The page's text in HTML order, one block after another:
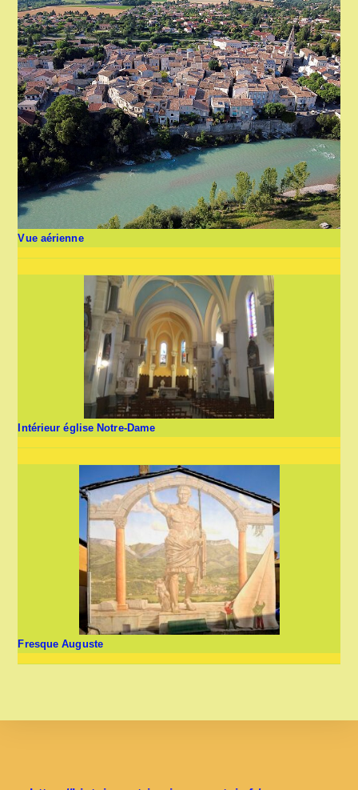
Vue aérienne
Intérieur église Notre-Dame
Fresque Auguste